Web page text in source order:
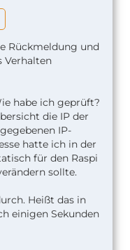
Rückmeldung und
Verhalten
habe ich geprüft?
die IP der
IP-
hatte ich in der
für den Raspi
sollte.
Heißt das in
einigen Sekunden